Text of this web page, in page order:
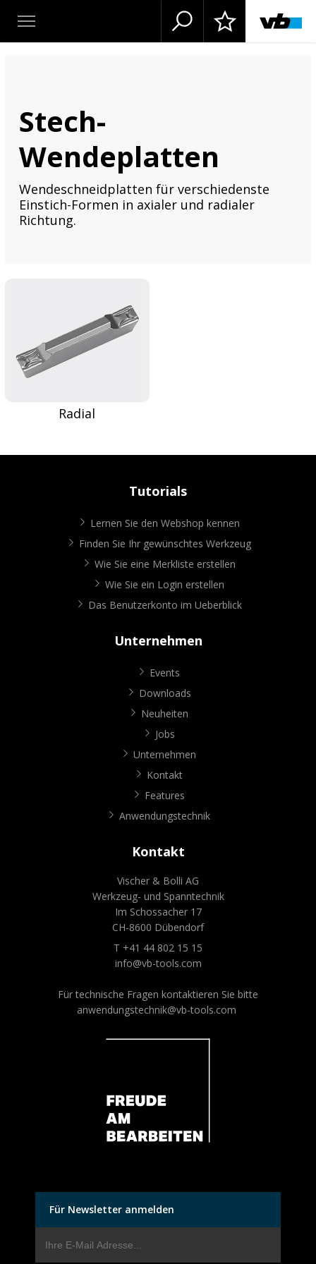
Stech-
Wendeplatten
Wendeschneidplatten für verschiedenste
Einstich-Formen in axialer und radialer
Richtung.
Radial
Tutorials
Lernen Sie den Webshop kennen
Finden Sie Ihr gewünschtes Werkzeug
Wie Sie eine Merkliste erstellen
Wie Sie ein Login erstellen
Das Benutzerkonto im Ueberblick
Unternehmen
Events
Downloads
Neuheiten
Jobs
Unternehmen
Kontakt
Features
Anwendungstechnik
Kontakt
Vischer & Bolli AG
Werkzeug- und Spanntechnik
Im Schossacher 17
CH-8600 Dübendorf
T +41 44 802 15 15
info@vb-tools.com
Für technische Fragen kontaktieren Sie bitte
anwendungstechnik@vb-tools.com
Für Newsletter anmelden